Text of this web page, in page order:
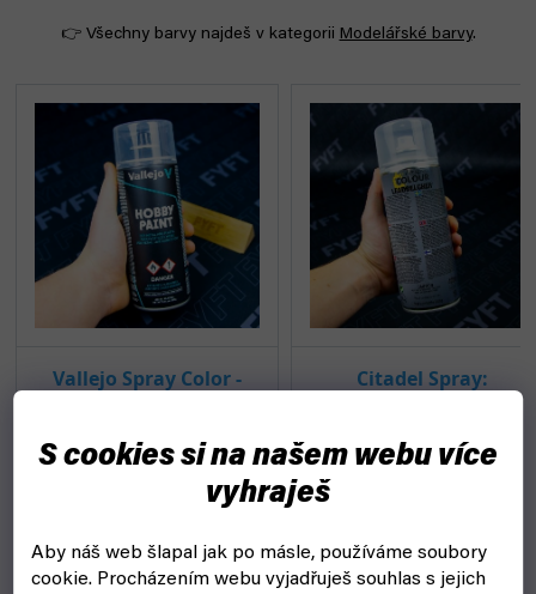
S cookies si na našem webu více
vyhraješ
Aby náš web šlapal jak po másle, používáme soubory
cookie. Procházením webu vyjadřuješ souhlas s jejich
👉 Všechny barvy najdeš v kategorii Modelářské barvy.